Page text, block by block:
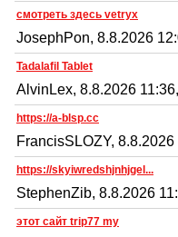
смотреть здесь vetryx
JosephPon, 8.8.2026
Tadalafil Tablet
AlvinLex, 8.8.2026
https://a-blsp.cc
FrancisSLOZY,
https://skyiwredshjnhjgel...
StephenZib, 8.8.2026
этот сайт trip77 my